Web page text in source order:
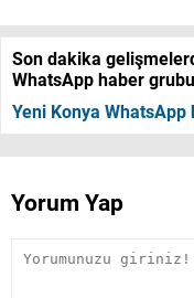
Son dakika
WhatsApp haber
Yeni Konya WhatsApp
Yorum Yap